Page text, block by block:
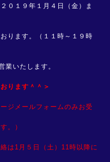
０１９年１月４日（金）ま
ります。（１１時～１９時
業いたします。
ります＾＾＞
ジメールフォームのみお受
。）
は1月５日（土）11時以降に